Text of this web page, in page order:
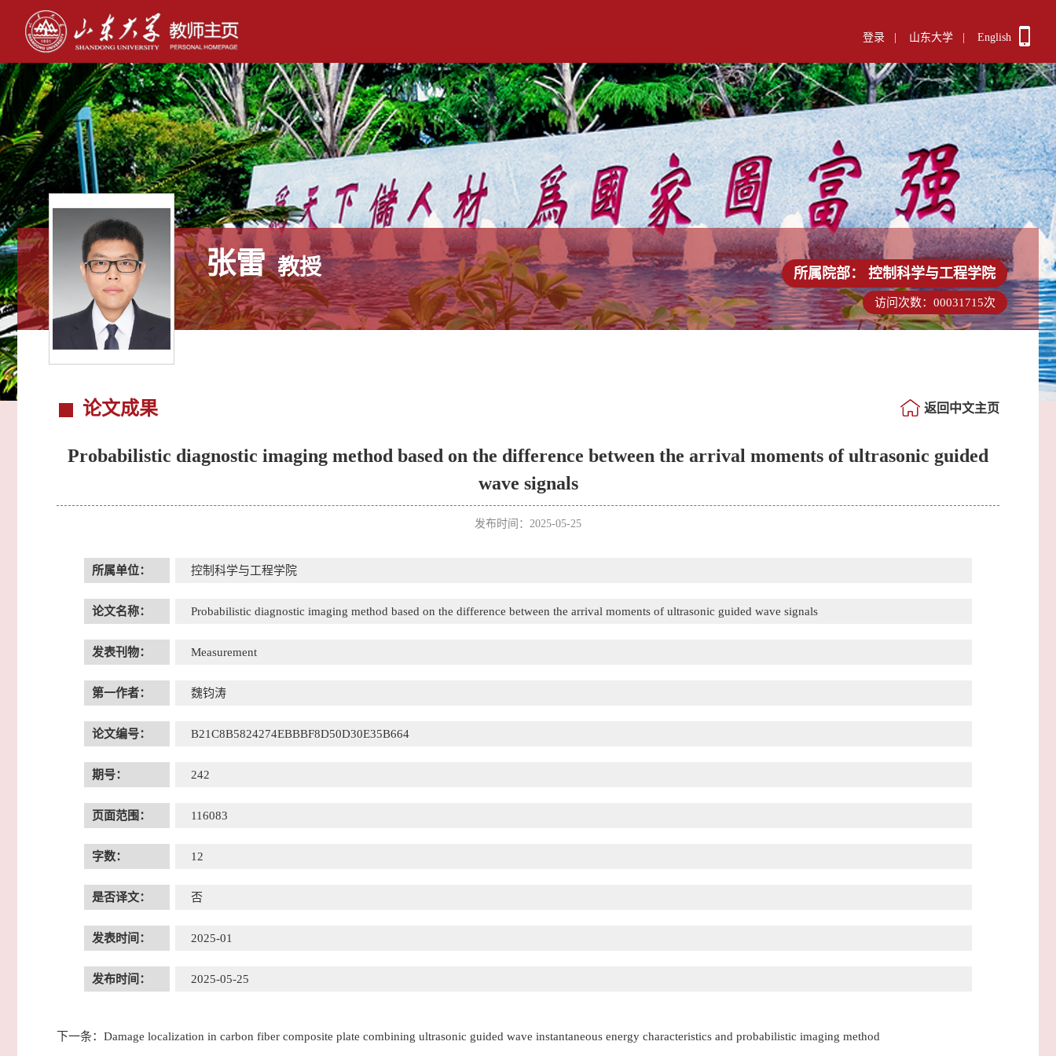
登录 山东大学 English
张雷 教授 所属院部： 控制科学与工程学院
访问次数： 00031715次
论文成果 返回中文主页
Probabilistic diagnostic imaging method based on the difference between the arrival moments of ultrasonic guided
wave signals
发布时间：2025-05-25
所属单位： 控制科学与工程学院
论文名称： Probabilistic diagnostic imaging method based on the difference between the arrival moments of ultrasonic guided wave signals
发表刊物： Measurement
第一作者： 魏钧涛
论文编号： B21C8B5824274EBBBF8D50D30E35B664
期号： 242
页面范围： 116083
字数： 12
是否译文： 否
发表时间： 2025-01
发布时间： 2025-05-25
下一条： Damage localization in carbon fiber composite plate combining ultrasonic guided wave instantaneous energy characteristics and probabilistic imaging method